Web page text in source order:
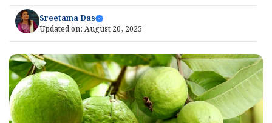
Sreetama Das
Updated on: August 20, 2025